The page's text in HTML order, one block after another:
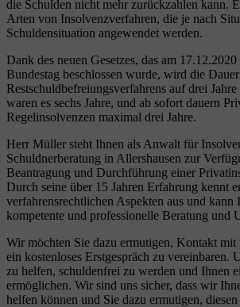
die Schulden nicht mehr zurückzahlen kann.
Arten von Insolvenzverfahren, die je nach
Schuldensituation angewendet werden.
Dank des neuen Gesetzes, das am
Bundestag beschlossen wurde, wird die
Restschuldbefreiungsverfahrens auf drei
waren es sechs Jahre, und ab sofort dauern
Regelinsolvenzen maximal drei Jahre.
Herr Müller steht Ihnen als Anwalt für
Schuldnerberatung in Allershausen zur
Beantragung und Durchführung einer
Durch seine über 15 Jahren Erfahrung kennt
verfahrensrechtlichen Aspekten aus und kann
kompetente und professionelle Beratung und
Wir möchten Sie dazu ermutigen, Kontakt mit
ein kostenloses Erstgespräch zu vereinbaren.
zu helfen, schuldenfrei zu werden und Ihnen
ermöglichen. Wir sind uns sicher, dass wir
helfen können und Sie dazu ermutigen,